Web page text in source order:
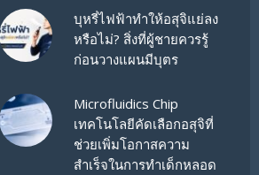
บุหรี่ไฟฟ้าทำให้อสุจิแย่ลง
หรือไม่? สิ่งที่ผู้ชายควรรู้
ก่อนวางแผนมีบุตร
Microfluidics Chip
เทคโนโลยีคัดเลือกอสุจิที่
ช่วยเพิ่มโอกาสความ
สำเร็จในการทำเด็กหลอด